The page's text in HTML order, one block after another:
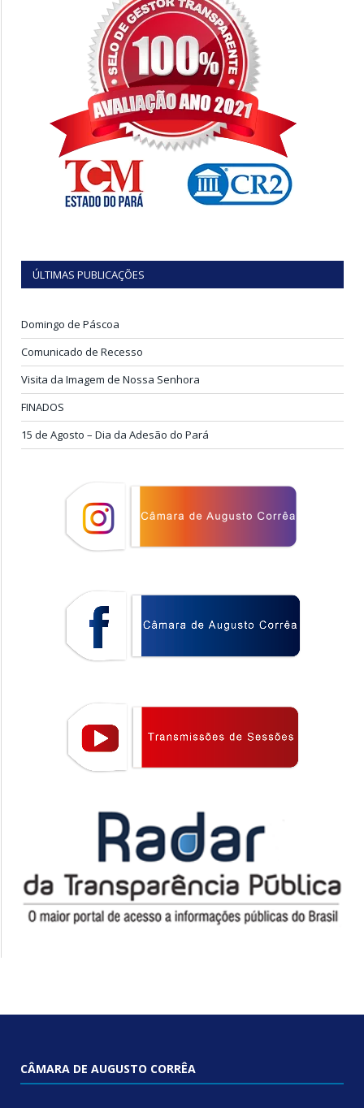
ÚLTIMAS PUBLICAÇÕES
Domingo de Páscoa
Comunicado de Recesso
Visita da Imagem de Nossa Senhora
FINADOS
15 de Agosto – Dia da Adesão do Pará
CÂMARA DE AUGUSTO CORRÊA